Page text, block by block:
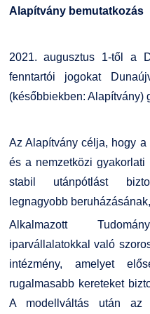
Alapítvány bemutatkozás
2021. augusztus 1-től a
fenntartói jogokat
(későbbiekben: Alapítvány)
Az Alapítvány célja, hogy
és a nemzetközi gyakorlati
stabil utánpótlást
legnagyobb
Alkalmazott
iparvállalatokkal való
intézmény, amelyet
rugalmasabb kereteket
A modellváltás után az